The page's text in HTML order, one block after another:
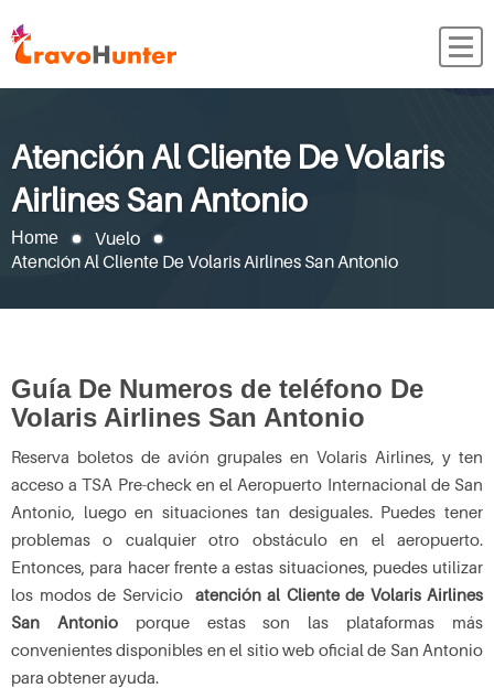
Atención Al Cliente De Volaris
Airlines San Antonio
Home
Vuelo
Atención Al Cliente De Volaris Airlines San Antonio
Guía De Numeros de teléfono De
Volaris Airlines San Antonio
Reserva boletos de avión grupales en Volaris Airlines, y ten
acceso a TSA Pre-check en el Aeropuerto Internacional de San
Antonio, luego en situaciones tan desiguales. Puedes tener
problemas o cualquier otro obstáculo en el aeropuerto.
Entonces, para hacer frente a estas situaciones, puedes utilizar
los modos de Servicio atención al Cliente de Volaris Airlines
San Antonio porque estas son las plataformas más
convenientes disponibles en el sitio web oficial de San Antonio
para obtener ayuda.